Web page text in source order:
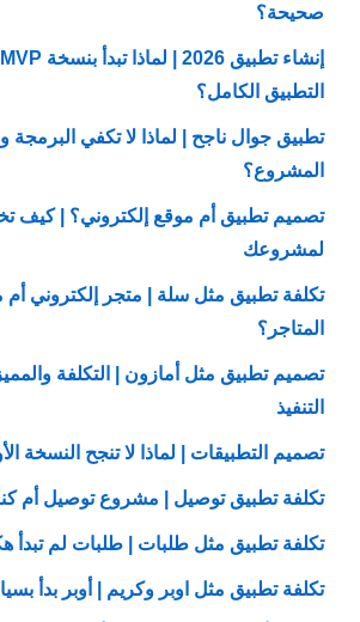
صحيحة؟
التطبيق الكامل؟
تطبيق جوال ناجح | لماذا لا تكفي البرمجة
المشروع؟
تصميم تطبيق أم موقع إلكتروني؟ | كيف
لمشروعك
تكلفة تطبيق مثل سلة | متجر إلكتروني
المتاجر؟
تصميم تطبيق مثل أمازون | التكلفة
التنفيذ
تصميم التطبيقات | لماذا لا تنجح النسخة
تكلفة تطبيق توصيل | مشروع توصيل أم
تكلفة تطبيق مثل طلبات | طلبات لم تبدأ
تكلفة تطبيق مثل اوبر وكريم | أوبر بدأ